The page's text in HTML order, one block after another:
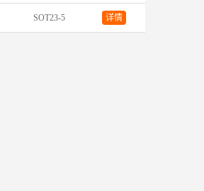
SOT23-5 详情